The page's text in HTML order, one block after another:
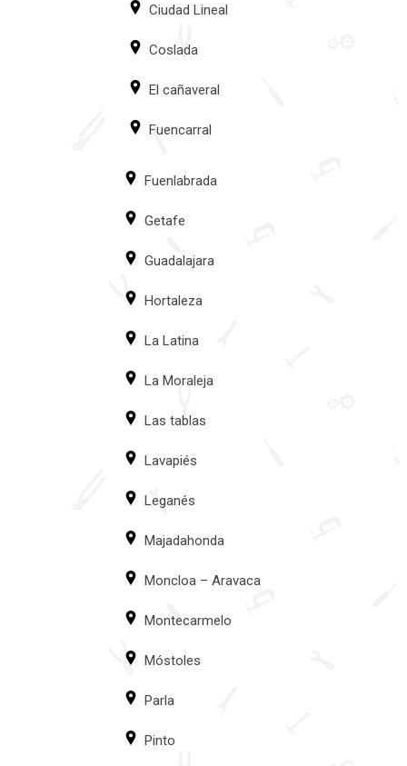
Ciudad Lineal
Coslada
El cañaveral
Fuencarral
Fuenlabrada
Getafe
Guadalajara
Hortaleza
La Latina
La Moraleja
Las tablas
Lavapiés
Leganés
Majadahonda
Moncloa – Aravaca
Montecarmelo
Móstoles
Parla
Pinto